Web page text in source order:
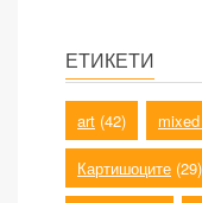
ЕТИКЕТИ
art (42)
Картишоците (29)